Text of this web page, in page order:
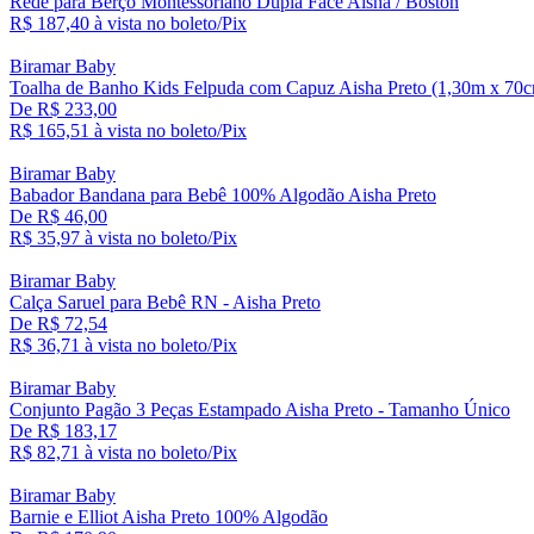
R$ 187,40 à vista no boleto/Pix
Biramar Baby
Toalha de Banho Kids Felpuda com Capuz Aisha Preto (1,30m x
De R$ 233,00
R$ 165,51 à vista no boleto/Pix
Biramar Baby
Babador Bandana para Bebê 100% Algodão Aisha Preto
De R$ 46,00
R$ 35,97 à vista no boleto/Pix
Biramar Baby
Calça Saruel para Bebê RN - Aisha Preto
De R$ 72,54
R$ 36,71 à vista no boleto/Pix
Biramar Baby
Conjunto Pagão 3 Peças Estampado Aisha Preto - Tamanho Único
De R$ 183,17
R$ 82,71 à vista no boleto/Pix
Biramar Baby
Barnie e Elliot Aisha Preto 100% Algodão